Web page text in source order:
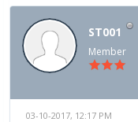
ST001
Member
03-10-2017, 12:17 PM